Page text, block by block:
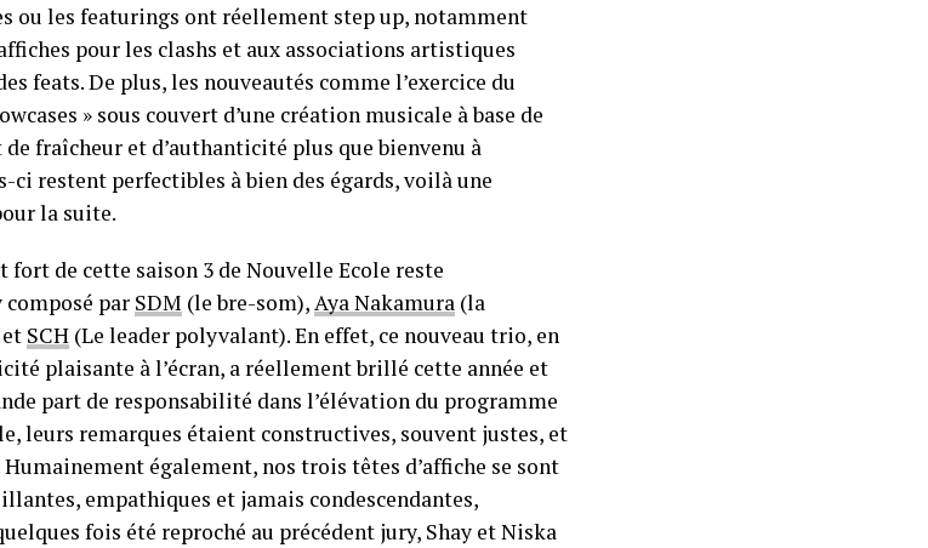
ou les featurings ont réellement step up, notamment
pour les clashs et aux associations artistiques
feats. De plus, les nouveautés comme l’exercice du
» sous couvert d’une création musicale à base de
fraîcheur et d’authanticité plus que bienvenu à
ci restent perfectibles à bien des égards, voilà une
la suite.
de cette saison 3 de Nouvelle Ecole reste
par SDM (le bre-som),Aya Nakamura (la
SCH (Le leader polyvalant). En effet, ce nouveau trio, en
plaisante à l’écran, a réellement brillé cette année et
part de responsabilité dans l’élévation du programme
leurs remarques étaient constructives, souvent justes, et
également, nos trois têtes d’affiche se sont
empathiques et jamais condescendantes,
fois été reproché au précédent jury, Shay et Niska